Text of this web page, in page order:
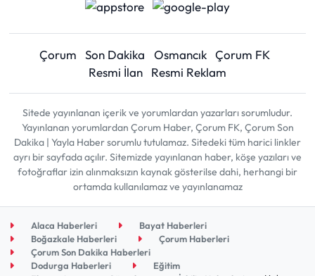
Çorum Son Dakika Osmancık Çorum FK
Resmi İlan
Resmi Reklam
Sitede yayınlanan içerik ve yorumlardan yazarları sorumludur.
Yayınlanan yorumlardan Çorum Haber, Çorum FK, Çorum Son
Dakika | Yayla Haber sorumlu tutulamaz. Sitedeki tüm harici linkler
ayrı bir sayfada açılır. Sitemizde yayınlanan haber, köşe yazıları ve
fotoğraflar izin alınmaksızın kaynak gösterilse dahi, herhangi bir
ortamda kullanılamaz ve yayınlanamaz
Alaca Haberleri
Bayat Haberleri
Boğazkale Haberleri
Çorum Haberleri
Çorum Son Dakika Haberleri
Dodurga Haberleri
Eğitim